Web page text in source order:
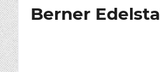
Berner